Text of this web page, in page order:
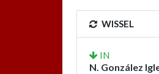
WISSEL
IN
N. González